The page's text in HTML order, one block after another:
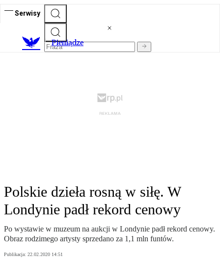
Serwisy
Pieniądze
Polskie dzieła rosną w siłę. W
Londynie padł rekord cenowy
Po wystawie w muzeum na aukcji w Londynie padł rekord cenowy.
Obraz rodzimego artysty sprzedano za 1,1 mln funtów.
Publikacja: 22.02.2020 14:51